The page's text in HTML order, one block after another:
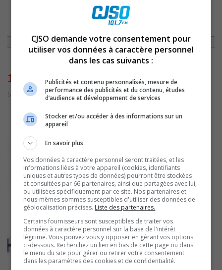
PARTAGER UN CADEAU UNIQUE…DONNEZ DU
1076
5 juillet 2016 | Par admin
CJSO demande votre consentement pour
utiliser vos données à caractère personnel
dans les cas suivants :
Publicités et contenu personnalisés, mesure de
performance des publicités et du contenu, études
d’audience et développement de services
Stocker et/ou accéder à des informations sur un
appareil
En savoir plus
Vos données à caractère personnel seront traitées, et les
informations liées à votre appareil (cookies, identifiants
uniques et autres types de données) pourront être stockées
et consultées par 66 partenaires, ainsi que partagées avec lui,
ou utilisées spécifiquement par ce site. Nos partenaires et
nous-mêmes sommes susceptibles d'utiliser des données de
géolocalisation précises. Liste des partenaires.
Certains fournisseurs sont susceptibles de traiter vos
données à caractère personnel sur la base de l'intérêt
légitime. Vous pouvez vous y opposer en gérant vos options
ci-dessous. Recherchez un lien en bas de cette page ou dans
le menu du site pour gérer ou retirer votre consentement
dans les paramètres des cookies et de confidentialité.